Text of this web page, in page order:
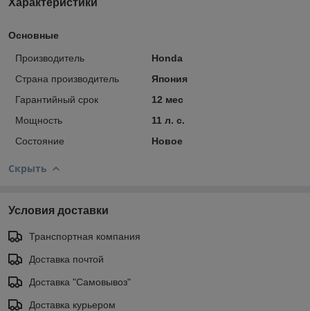
Основные
Производитель
Honda
Страна производитель
Япония
Гарантийный срок
12 мес
Мощность
11 л. с.
Состояние
Новое
Скрыть
Условия доставки
Транспортная компания
Доставка почтой
Доставка "Самовывоз"
Доставка курьером